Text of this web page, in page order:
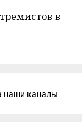
в
наши каналы